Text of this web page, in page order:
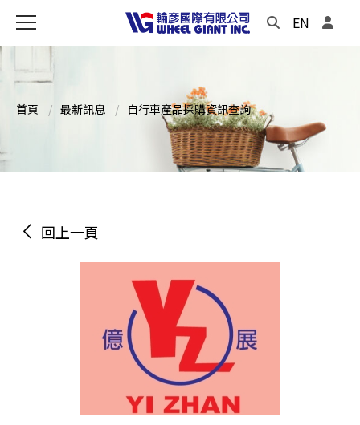
EN
首頁 最新訊息 自行車產品採購資訊查詢
回上一頁